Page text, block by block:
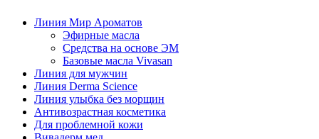
Линия Мир Ароматов
Эфирные масла
Средства на основе ЭМ
Базовые масла Vivasan
Линия для мужчин
Линия Derma Science
Линия улыбка без морщин
Антивозрастная косметика
Для проблемной кожи